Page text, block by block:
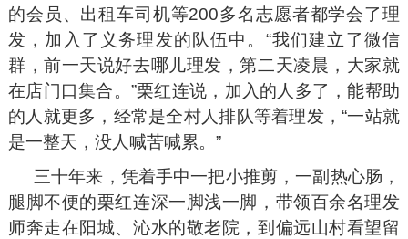
的会员、出租车司机等200多名志愿者都学会了理
发，加入了义务理发的队伍中。“我们建立了微信
群，前一天说好去哪儿理发，第二天凌晨，大家就
在店门口集合。”栗红连说，加入的人多了，能帮助
的人就更多，经常是全村人排队等着理发，“一站就
是一整天，没人喊苦喊累。”
三十年来，凭着手中一把小推剪，一副热心肠，
腿脚不便的栗红连深一脚浅一脚，带领百余名理发
师奔走在阳城、沁水的敬老院，到偏远山村看望留